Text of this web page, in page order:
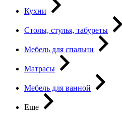
Кухни
Столы, стулья, табуреты
Мебель для спальни
Матрасы
Мебель для ванной
Еще